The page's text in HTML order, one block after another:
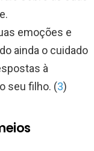
emoções e
ainda o cuidado
à
seu filho. (3)